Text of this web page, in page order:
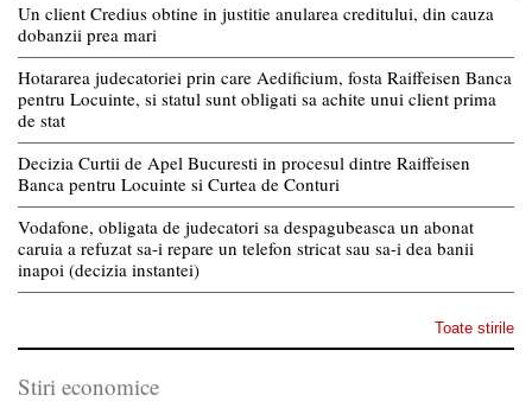
Un client Credius obtine in justitie anularea creditului, din cauza
dobanzii prea mari
Hotararea judecatoriei prin care Aedificium, fosta Raiffeisen Banca
pentru Locuinte, si statul sunt obligati sa achite unui client prima
de stat
Decizia Curtii de Apel Bucuresti in procesul dintre Raiffeisen
Banca pentru Locuinte si Curtea de Conturi
Vodafone, obligata de judecatori sa despagubeasca un abonat
caruia a refuzat sa-i repare un telefon stricat sau sa-i dea banii
inapoi (decizia instantei)
Toate stirile
Stiri economice